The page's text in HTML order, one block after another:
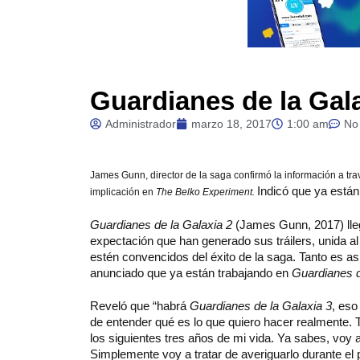
Guardianes de la
Administrador marzo 18, 2017 1:00 am
James Gunn, director de la saga confirmó la información a
implicación en The Belko Experiment. Indicó que ya
Guardianes de la Galaxia 2 (James Gunn, 2017)
expectación que han generado sus tráilers, unida
estén convencidos del éxito de la saga. Tanto es
anunciado que ya están trabajando en Guardianes
Reveló que “habrá Guardianes de la Galaxia 3,
de entender qué es lo que quiero hacer realmente.
los siguientes tres años de mi vida. Ya sabes,
Simplemente voy a tratar de averiguarlo durante el